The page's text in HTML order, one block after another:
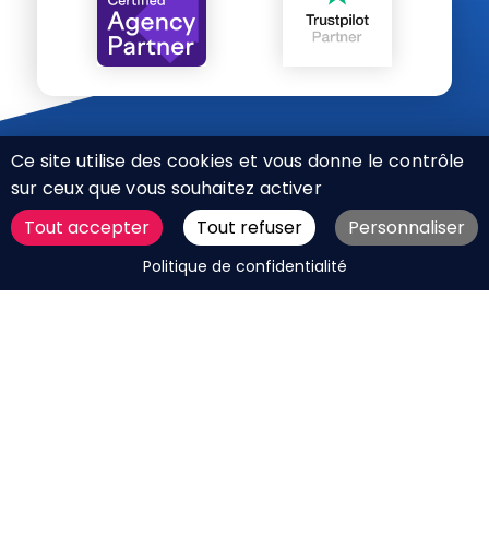
DEMANDER UN DEVIS
CHARTE RÉSEAUX SOCIAUX
MENTIONS LÉGALES
Ce site utilise des cookies et vous donne le contrôle
sur ceux que vous souhaitez activer
Tout accepter
Tout refuser Personnaliser
Politique de confidentialité